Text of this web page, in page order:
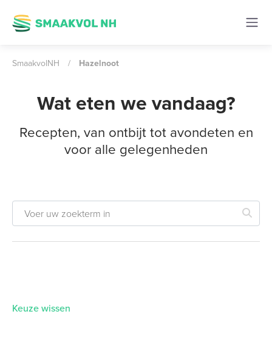
SmaakvolNH / Hazelnoot
Wat eten we vandaag?
Recepten, van ontbijt tot avondeten en
voor alle gelegenheden
Keuze wissen